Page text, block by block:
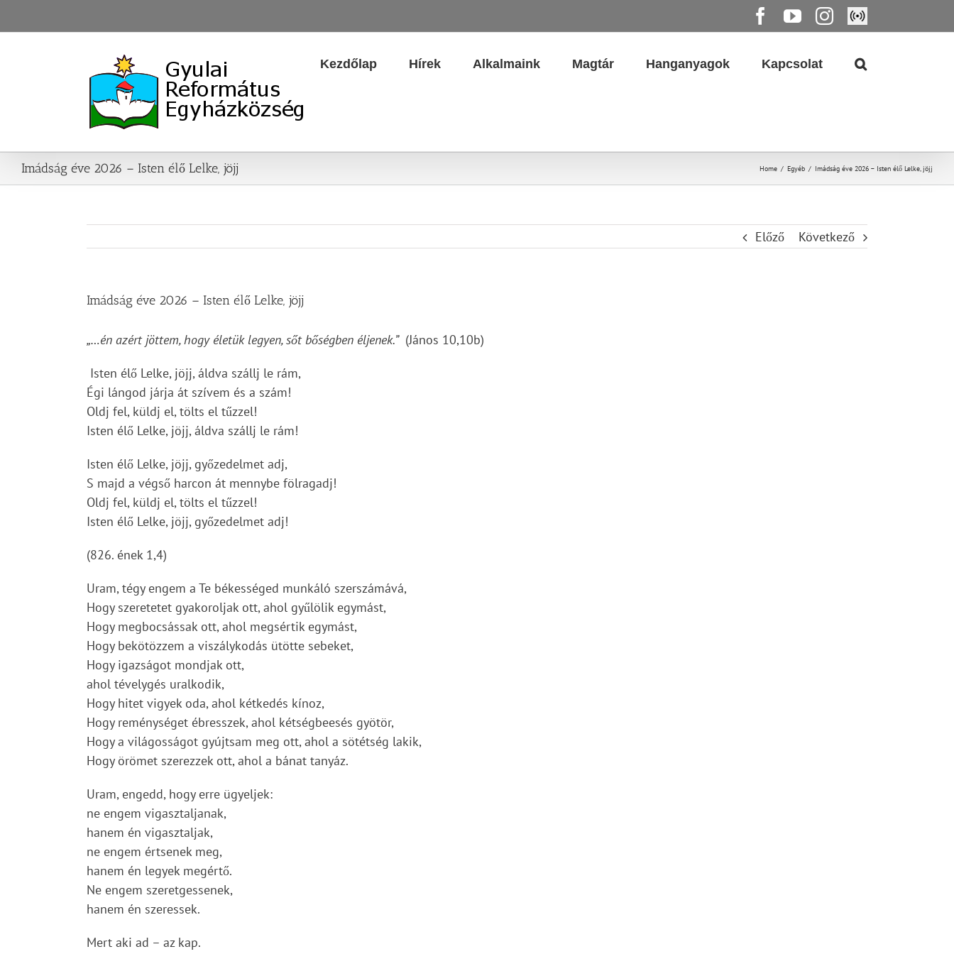
to
Facebook
YouTube
Instagram
Élő
közvetítés
Kezdőlap Hírek Alkalmaink Magtár Hanganyagok Kapcsolat
Imádság éve 2026 – Isten élő Lelke, jöjj Home / Egyéb / Imádság éve 2026 – Isten élő Lelke, jöjj
Előző Következő
Imádság éve 2026 – Isten élő Lelke, jöjj
„…én azért jöttem, hogy életük legyen, sőt bőségben éljenek.” (János 10,10b)
Isten élő Lelke, jöjj, áldva szállj le rám,
Égi lángod járja át szívem és a szám!
Oldj fel, küldj el, tölts el tűzzel!
Isten élő Lelke, jöjj, áldva szállj le rám!
Isten élő Lelke, jöjj, győzedelmet adj,
S majd a végső harcon át mennybe fölragadj!
Oldj fel, küldj el, tölts el tűzzel!
Isten élő Lelke, jöjj, győzedelmet adj!
(826. ének 1,4)
Uram, tégy engem a Te békességed munkáló szerszámává,
Hogy szeretetet gyakoroljak ott, ahol gyűlölik egymást,
Hogy megbocsássak ott, ahol megsértik egymást,
Hogy bekötözzem a viszálykodás ütötte sebeket,
Hogy igazságot mondjak ott,
ahol tévelygés uralkodik,
Hogy hitet vigyek oda, ahol kétkedés kínoz,
Hogy reménységet ébresszek, ahol kétségbeesés gyötör,
Hogy a világosságot gyújtsam meg ott, ahol a sötétség lakik,
Hogy örömet szerezzek ott, ahol a bánat tanyáz.
Uram, engedd, hogy erre ügyeljek:
ne engem vigasztaljanak,
hanem én vigasztaljak,
ne engem értsenek meg,
hanem én legyek megértő.
Ne engem szeretgessenek,
hanem én szeressek.
Mert aki ad – az kap.